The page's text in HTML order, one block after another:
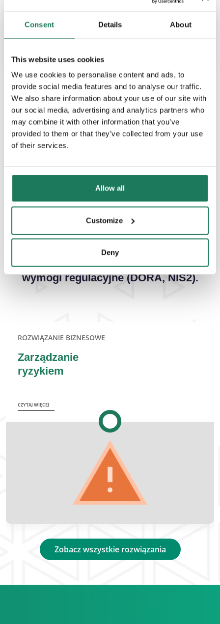
Consent Details About
This website uses cookies
We use cookies to personalise content and ads, to
provide social media features and to analyse our traffic.
We also share information about your use of our site with
our social media, advertising and analytics partners who
may combine it with other information that you’ve
provided to them or that they’ve collected from your use
of their services.
Allow all
Customize
Deny
System zarządzania jakością (QMS) a
zgodność z normami ISO
AdaptiveGRC to zintegrowany system do
zarządzania działaniami GRC
(Governance, Risk, Compliance) w
Twojej firmie, który spełnia najnowsze
wymogi regulacyjne (DORA, NIS2).
ROZWIĄZANIE BIZNESOWE
Zarządzanie
ryzykiem
CZYTAJ WIĘCEJ
Zobacz wszystkie rozwiązania